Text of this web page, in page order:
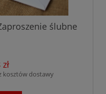
ślubne
kosztów dostawy